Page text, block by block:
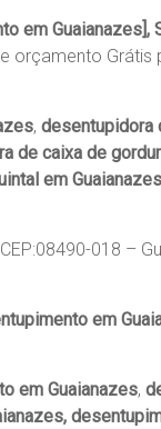
em Guaianazes],
orçamento Grátis
, desentupidora
de caixa de
em
018 –
em
em Guaianazes,